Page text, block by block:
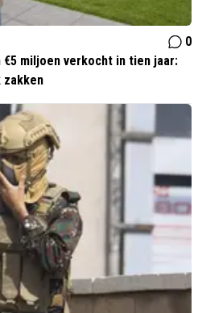
0
€5 miljoen verkocht in tien jaar:
zakken